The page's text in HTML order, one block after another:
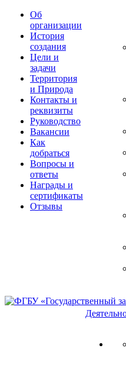
Об
организации
История
создания
Цели и
задачи
Территория
и Природа
Контакты и
реквизиты
Руководство
Вакансии
Как
добраться
Вопросы и
ответы
Награды и
сертификаты
Отзывы